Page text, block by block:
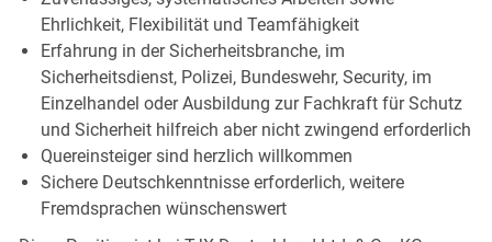
Ehrlichkeit, Flexibilität und Teamfähigkeit
Erfahrung in der Sicherheitsbranche, im
Sicherheitsdienst, Polizei, Bundeswehr, Security, im
Einzelhandel oder Ausbildung zur Fachkraft für Schutz
und Sicherheit hilfreich aber nicht zwingend erforderlich
Quereinsteiger sind herzlich willkommen
Sichere Deutschkenntnisse erforderlich, weitere
Fremdsprachen wünschenswert